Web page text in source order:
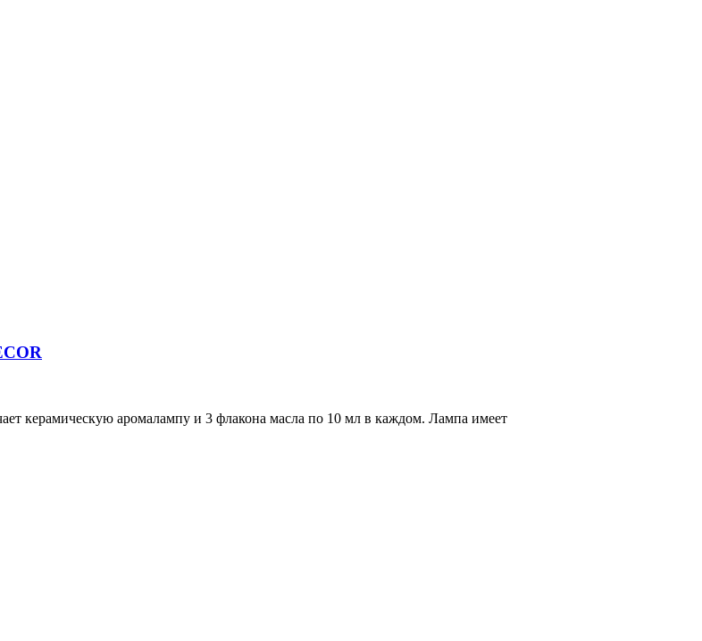
керамическую аромалампу и 3 флакона масла по 10 мл в каждом. Лампа имеет